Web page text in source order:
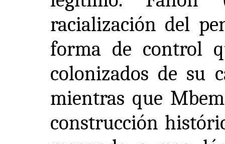
racialización del
forma de control
colonizados de su
mientras que
construcción